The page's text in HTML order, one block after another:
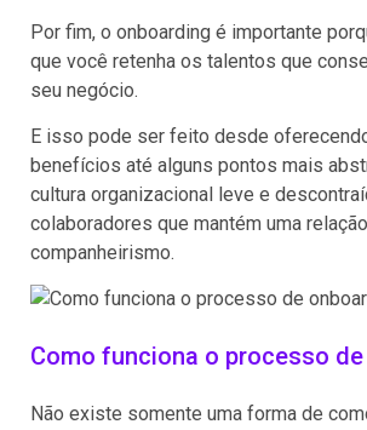
Por fim, o onboarding é importante
que você retenha os talentos que
seu negócio.
E isso pode ser feito desde
benefícios até alguns pontos mais
cultura organizacional leve e
colaboradores que mantém uma
companheirismo.
Como funciona o processo
Não existe somente uma forma de